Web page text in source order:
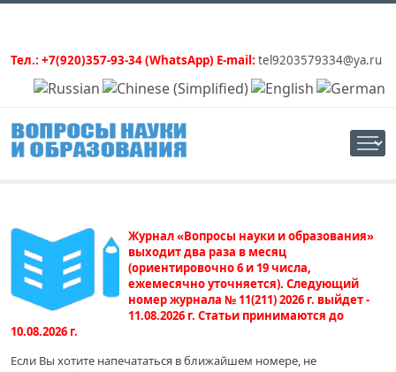
Тел.: +7(920)357-93-34 (WhatsApp) E-mail: tel9203579334@ya.ru
Журнал «Вопросы науки и образования»
выходит два раза в месяц
(ориентировочно 6 и 19 числа,
ежемесячно уточняется). Следующий
номер журнала № 11(211) 2026 г. выйдет -
11.08.2026 г. Статьи принимаются до
10.08.2026 г.
Если Вы хотите напечататься в ближайшем номере, не